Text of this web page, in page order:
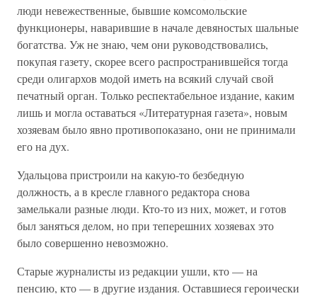
люди невежественные, бывшие комсомольские
функционеры, наварившие в начале девяностых шальные
богатства. Уж не знаю, чем они руководствовались,
покупая газету, скорее всего распространившейся тогда
среди олигархов модой иметь на всякий случай свой
печатный орган. Только респектабельное издание, каким
лишь и могла оставаться «Литературная газета», новым
хозяевам было явно противопоказано, они не принимали
его на дух.
Удальцова пристроили на какую-то безбедную
должность, а в кресле главного редактора снова
замелькали разные люди. Кто-то из них, может, и готов
был заняться делом, но при теперешних хозяевах это
было совершенно невозможно.
Старые журналисты из редакции ушли, кто — на
пенсию, кто — в другие издания. Оставшиеся героически